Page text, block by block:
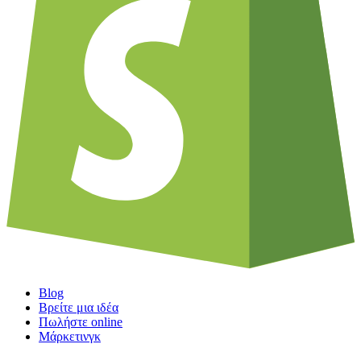
Blog
Βρείτε μια ιδέα
Πωλήστε online
Μάρκετινγκ